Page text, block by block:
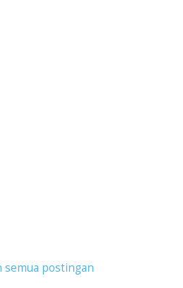
semua postingan